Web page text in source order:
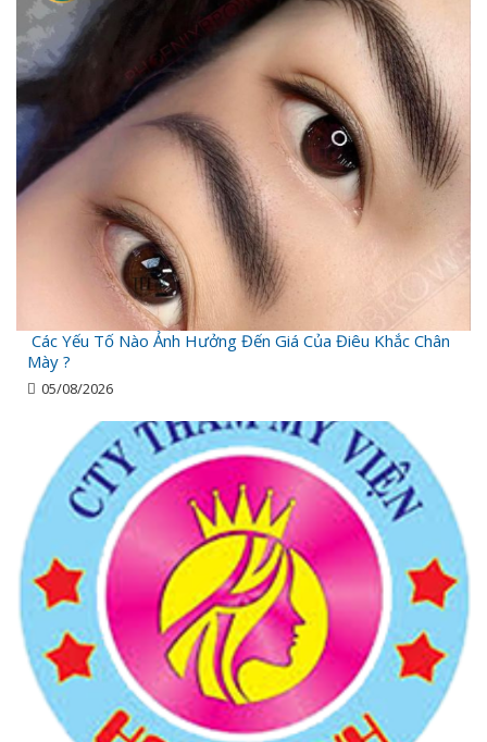
Các Yếu Tố Nào Ảnh Hưởng Đến Giá Của Điêu Khắc Chân
Mày ?
05/08/2026